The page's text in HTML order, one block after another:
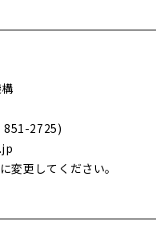
2725)
更してください。